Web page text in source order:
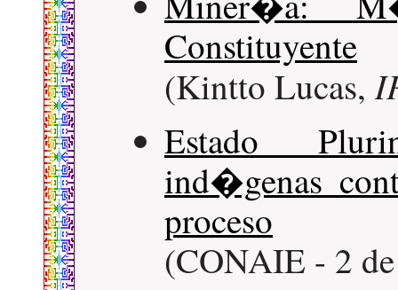
Constituyente
(Kintto Lucas,
Estado
ind�genas
proceso
(CONAIE - 2